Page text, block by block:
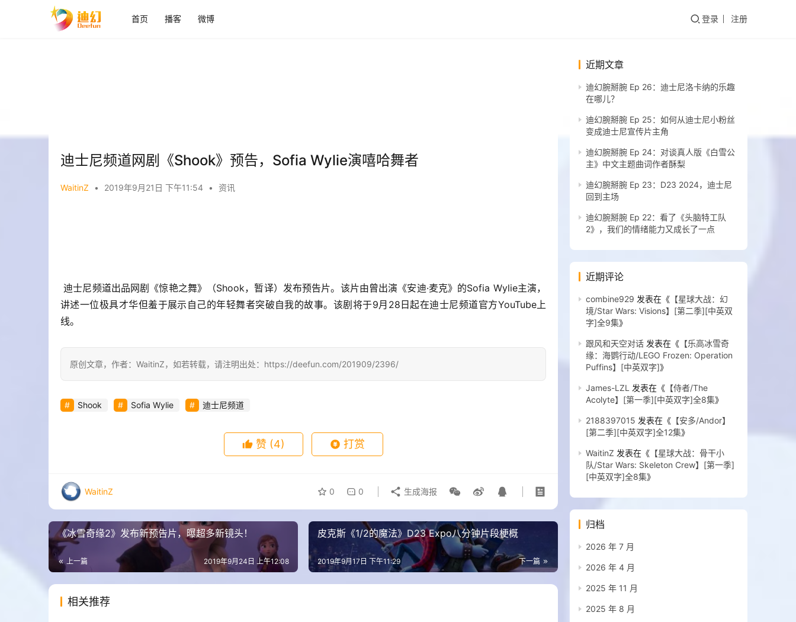
首页 播客 微博 登录 注册
迪士尼频道网剧《Shook》预告，Sofia Wylie演嘻哈舞者
WaitinZ • 2019年9月21日 下午11:54 • 资讯
迪士尼频道出品网剧《惊艳之舞》（Shook，暂译）发布预告片。该片由曾出演《安迪·麦克》的Sofia Wylie主演，
讲述一位极具才华但羞于展示自己的年轻舞者突破自我的故事。该剧将于9月28日起在迪士尼频道官方YouTube上
线。
原创文章，作者：WaitinZ，如若转载，请注明出处：https://deefun.com/201909/2396/
Shook Sofia Wylie 迪士尼频道
赞 (4) 打赏
WaitinZ 0 0 生成海报
《冰雪奇缘2》发布新预告片，曝超多新镜头！
上一篇 2019年9月24日 上午12:08
皮克斯《1/2的魔法》D23 Expo八分钟片段梗概
下一篇
2019年9月17日 下午11:29
相关推荐
近期文章
迪幻腕掰腕 Ep 26：迪士尼洛卡纳的乐趣
在哪儿？
迪幻腕掰腕 Ep 25：如何从迪士尼小粉丝
变成迪士尼宣传片主角
迪幻腕掰腕 Ep 24：对谈真人版《白雪公
主》中文主题曲词作者酥梨
迪幻腕掰腕 Ep 23：D23 2024，迪士尼
回到主场
迪幻腕掰腕 Ep 22：看了《头脑特工队
2》，我们的情绪能力又成长了一点
近期评论
combine929 发表在《 【星球大战：幻
境/Star Wars: Visions】[第二季][中英双
字]全9集》
跟风和天空对话 发表在《 【乐高冰雪奇
缘：海鹦行动/LEGO Frozen: Operation
Puffins】[中英双字]》
James-LZL 发表在《 【侍者/The
Acolyte】[第一季][中英双字]全8集》
2188397015 发表在《 【安多/Andor】
[第二季][中英双字]全12集》
WaitinZ 发表在《 【星球大战：骨干小
队/Star Wars: Skeleton Crew】[第一季]
[中英双字]全8集》
归档
2026 年 7 月
2026 年 4 月
2025 年 11 月
2025 年 8 月